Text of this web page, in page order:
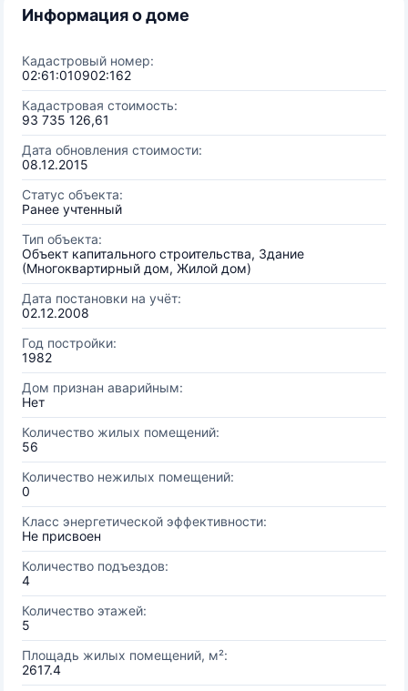
Информация о доме
Кадастровый номер:
02:61:010902:162
Кадастровая стоимость:
93 735 126,61
Дата обновления стоимости:
08.12.2015
Статус объекта:
Ранее учтенный
Тип объекта:
Объект капитального строительства, Здание
(Многоквартирный дом, Жилой дом)
Дата постановки на учёт:
02.12.2008
Год постройки:
1982
Дом признан аварийным:
Нет
Количество жилых помещений:
56
Количество нежилых помещений:
0
Класс энергетической эффективности:
Не присвоен
Количество подъездов:
4
Количество этажей:
5
Площадь жилых помещений, м²:
2617.4